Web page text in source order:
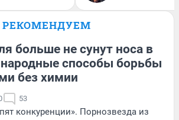
РЕКОМЕНДУЕМ
больше не сунут носа в
способы борьбы
без химии
53
конкуренции». Порнозвезда из